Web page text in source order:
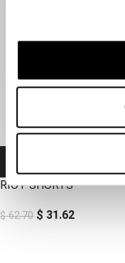
RIOT SHORTS
$62.70 $ 31.62